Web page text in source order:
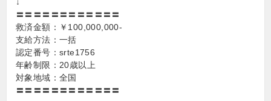
〓〓〓〓〓〓〓〓〓〓〓〓
救済金額：￥100,000,000-
支給方法：一括
認定番号：srte1756
年齢制限：20歳以上
対象地域：全国
〓〓〓〓〓〓〓〓〓〓〓〓